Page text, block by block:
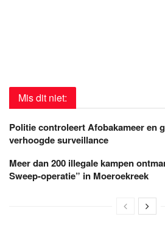
Mis dit niet:
Politie controleert Afobakameer en
verhoogde surveillance
Meer dan 200 illegale kampen
Sweep-operatie” in Moeroekreek